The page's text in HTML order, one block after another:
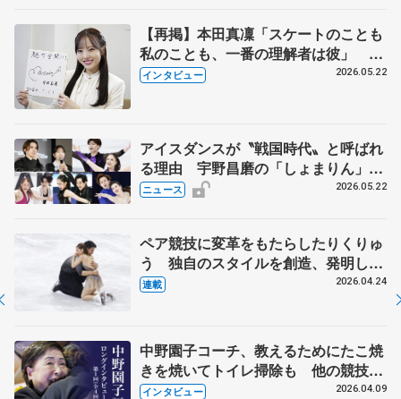
【再掲】本田真凜「スケートのことも
私のことも、一番の理解者は彼」 引
退時の単独インタビューで語った競技
インタビュー 2026.05.22
アイスダンスが〝戦国時代〟と呼ばれ
る理由 宇野昌磨の「しょまりん」ら
実力者が相次いで参戦 国内の競争激
ニュース 2026.05.22
ペア競技に変革をもたらしたりくりゅ
う 独自のスタイルを創造、発明した
【引退発表後②】
連載 2026.04.24
中野園子コーチ、教えるためにたこ焼
きを焼いてトイレ掃除も 他の競技に
も通用するという坂本花織の筋肉
インタビュー 2026.04.09